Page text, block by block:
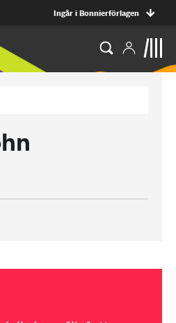
Ingår i Bonnierförlagen